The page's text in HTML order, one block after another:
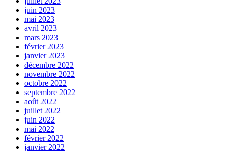
juin 2023
mai 2023
avril 2023
mars 2023
février 2023
janvier 2023
décembre 2022
novembre 2022
octobre 2022
septembre 2022
août 2022
juillet 2022
juin 2022
mai 2022
février 2022
janvier 2022